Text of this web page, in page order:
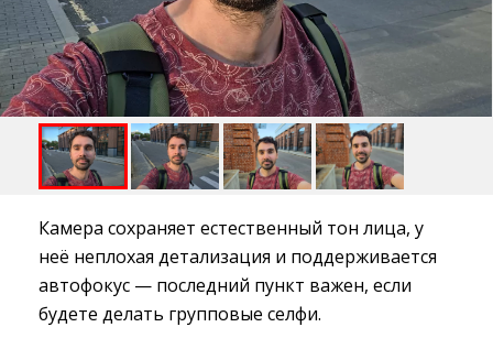
Камера сохраняет естественный тон лица, у
неё неплохая детализация и поддерживается
автофокус — последний пункт важен, если
будете делать групповые селфи.